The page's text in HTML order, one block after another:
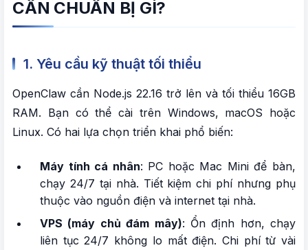
CẦN CHUẨN BỊ GÌ?
1. Yêu cầu kỹ thuật tối thiểu
OpenClaw cần Node.js 22.16 trở lên và tối thiểu 16GB
RAM. Bạn có thể cài trên Windows, macOS hoặc
Linux. Có hai lựa chọn triển khai phổ biến:
Máy tính cá nhân: PC hoặc Mac Mini để bàn,
chạy 24/7 tại nhà. Tiết kiệm chi phí nhưng phụ
thuộc vào nguồn điện và internet tại nhà.
VPS (máy chủ đám mây): Ổn định hơn, chạy
liên tục 24/7 không lo mất điện. Chi phí từ vài